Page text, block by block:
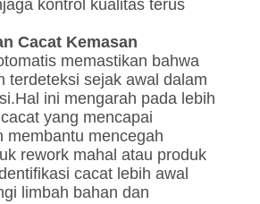
kontrol kualitas terus
Cacat Kemasan
memastikan bahwa
terdeteksi sejak awal dalam
ini mengarah pada lebih
yang mencapai
membantu mencegah
rework mahal atau produk
cacat lebih awal
limbah bahan dan